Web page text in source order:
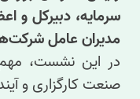
سرمایه، دبیرکل و
مدیران عامل
در این نشست،
صنعت کارگزاری و